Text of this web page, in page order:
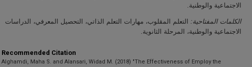
الاجتماعية والوطنية.
الكلمات المفتاحية: التعلم المقلوب، مهارات التعلم الذاتي، التحصيل المعرفي، الدراسات
الاجتماعية والوطنية، المرحلة الثانوية.
Recommended Citation
Alghamdi, Maha S. and Alansari, Widad M. (2018) "The Effectiveness of Employ the